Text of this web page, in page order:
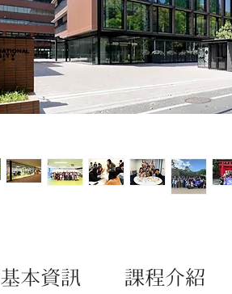
本資訊 課程介紹